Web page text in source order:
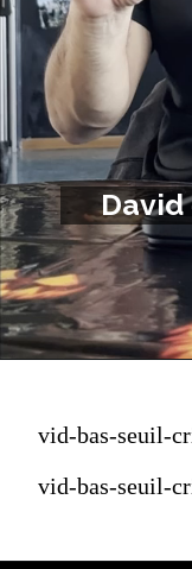
David
vid-bas-seuil-
vid-bas-seuil-